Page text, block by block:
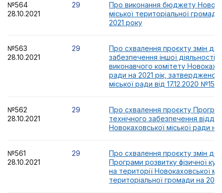
№564
28.10.2021
29
Про виконання бюджету
міської територіальної громади
2021 року
№563
28.10.2021
29
Про схвалення проєкту змін до
забезпечення іншої діяльності
виконавчого комітету
ради на 2021 рік, затвердженої
міської ради від 17.12.2020 №154
№562
28.10.2021
29
Про схвалення проєкту
технічного забезпечення
Новокаховської міської ради
№561
28.10.2021
29
Про схвалення проєкту змін до
Програми розвитку фізичної
на території Новокаховської
територіальної громади на